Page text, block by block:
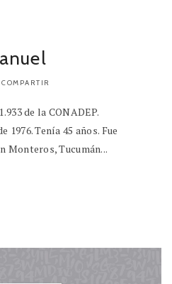
COMPARTIR
de la CONADEP.
1976. Tenía 45 años. Fue
Monteros, Tucumán...